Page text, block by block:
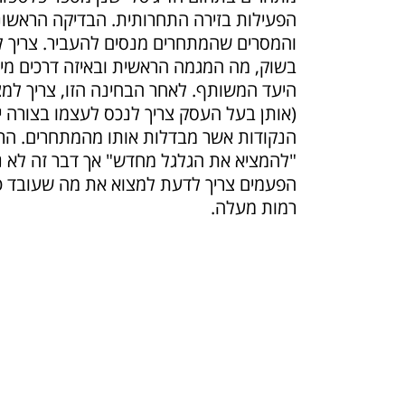
הפעילות בזירה התחרותית. הבדיקה
והמסרים שהמתחרים מנסים להעביר. צריך
בשוק, מה המגמה הראשית ובאיזה דרכים
היעד המשותף. לאחר הבחינה הזו, צריך
(אותן בעל העסק צריך לנכס לעצמו
הנקודות אשר מבדלות אותו מהמתחרים.
"להמציא את הגלגל מחדש" אך דבר זה לא
הפעמים צריך לדעת למצוא את מה שעובד
רמות מעלה.